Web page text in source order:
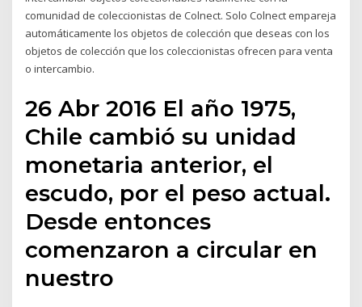
comunidad de coleccionistas de Colnect. Solo Colnect empareja
automáticamente los objetos de colección que deseas con los
objetos de colección que los coleccionistas ofrecen para venta
o intercambio.
26 Abr 2016 El año 1975,
Chile cambió su unidad
monetaria anterior, el
escudo, por el peso actual.
Desde entonces
comenzaron a circular en
nuestro